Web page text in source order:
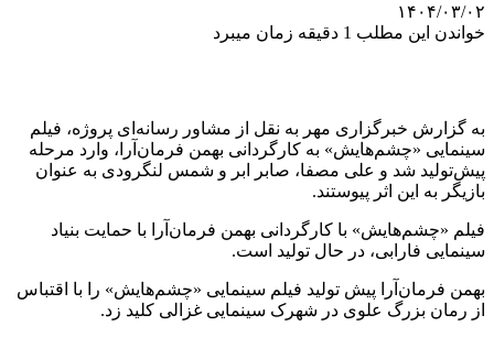
۱۴۰۴/۰۳/۰۲
خواندن این مطلب 1 دقیقه زمان میبرد
به گزارش خبرگزاری مهر به نقل از مشاور رسانه‌ای پروژه، فیلم
سینمایی «چشم‌هایش» به کارگردانی بهمن فرمان‌آرا، وارد مرحله
پیش‌تولید شد و علی مصفا، صابر ابر و شمس لنگرودی به عنوان
بازیگر به این اثر پیوستند.
فیلم «چشم‌هایش» با کارگردانی بهمن فرمان‌آرا با حمایت بنیاد
سینمایی فارابی، در حال تولید است.
بهمن فرمان‌آرا پیش تولید فیلم سینمایی «چشم‌هایش» را با اقتباس
از رمان بزرگ علوی در شهرک سینمایی غزالی کلید زد.